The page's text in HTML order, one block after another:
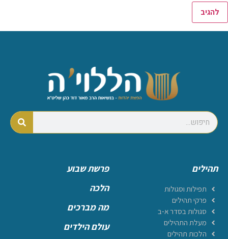
תהילים
תפילות וסגולות
פרקי תהילים
סגולות בסדר א-ב
מעלת התהילים
הלכות תהילים
פרשת שבוע
הלכה
מה מברכים
עולם הילדים